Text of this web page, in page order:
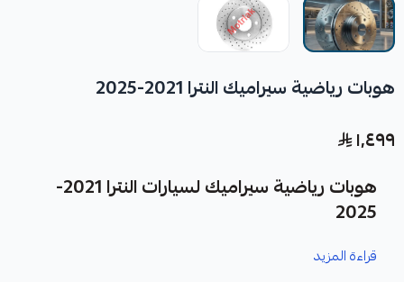
هوبات رياضية سيراميك النترا 2021-2025
١٬٤٩٩
هوبات رياضية سيراميك لسيارات النترا 2021-
2025
نوفر لك هوبات رياضية سيراميك كقطعة غيار متينة وعالية الجودة
قراءة المزيد